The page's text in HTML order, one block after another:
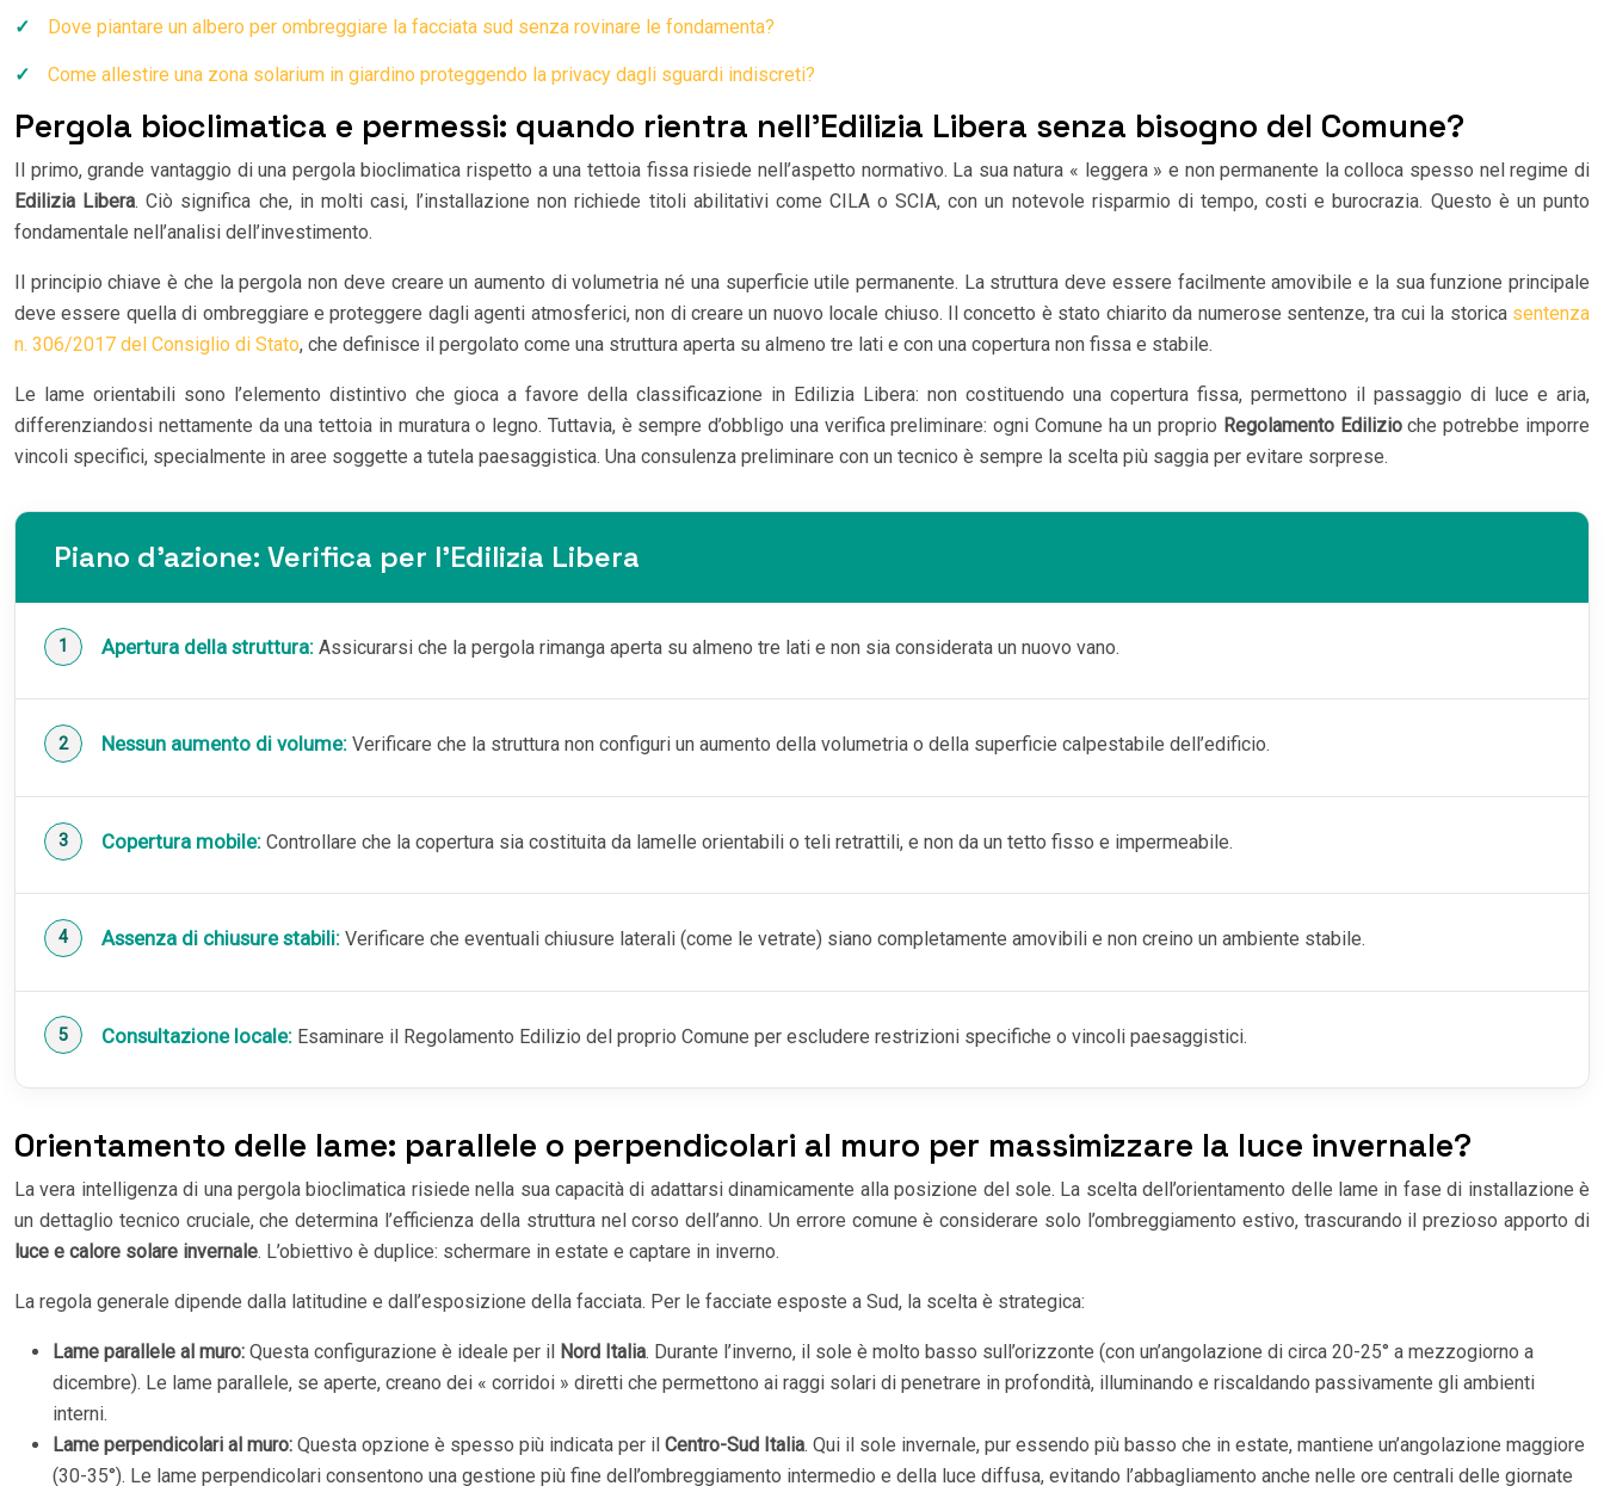
Dove piantare un albero per ombreggiare la facciata sud senza rovinare le fondamenta?
Come allestire una zona solarium in giardino proteggendo la privacy dagli sguardi indiscreti?
Pergola bioclimatica e permessi: quando rientra nell’Edilizia Libera senza bisogno del Comune?
Il primo, grande vantaggio di una pergola bioclimatica rispetto a una tettoia fissa risiede nell’aspetto normativo. La sua natura « leggera » e non permanente la colloca spesso nel regime di
Edilizia Libera. Ciò significa che, in molti casi, l’installazione non richiede titoli abilitativi come CILA o SCIA, con un notevole risparmio di tempo, costi e burocrazia. Questo è un punto
fondamentale nell’analisi dell’investimento.
Il principio chiave è che la pergola non deve creare un aumento di volumetria né una superficie utile permanente. La struttura deve essere facilmente amovibile e la sua funzione principale
deve essere quella di ombreggiare e proteggere dagli agenti atmosferici, non di creare un nuovo locale chiuso. Il concetto è stato chiarito da numerose sentenze, tra cui la storica sentenza
n. 306/2017 del Consiglio di Stato, che definisce il pergolato come una struttura aperta su almeno tre lati e con una copertura non fissa e stabile.
Le lame orientabili sono l’elemento distintivo che gioca a favore della classificazione in Edilizia Libera: non costituendo una copertura fissa, permettono il passaggio di luce e aria,
differenziandosi nettamente da una tettoia in muratura o legno. Tuttavia, è sempre d’obbligo una verifica preliminare: ogni Comune ha un proprio Regolamento Edilizioche potrebbe imporre
vincoli specifici, specialmente in aree soggette a tutela paesaggistica. Una consulenza preliminare con un tecnico è sempre la scelta più saggia per evitare sorprese.
Piano d’azione: Verifica per l’Edilizia Libera
Apertura della struttura: Assicurarsi che la pergola rimanga aperta su almeno tre lati e non sia considerata un nuovo vano.
Nessun aumento di volume: Verificare che la struttura non configuri un aumento della volumetria o della superficie calpestabile dell’edificio.
Copertura mobile: Controllare che la copertura sia costituita da lamelle orientabili o teli retrattili, e non da un tetto fisso e impermeabile.
Assenza di chiusure stabili: Verificare che eventuali chiusure laterali (come le vetrate) siano completamente amovibili e non creino un ambiente stabile.
Consultazione locale: Esaminare il Regolamento Edilizio del proprio Comune per escludere restrizioni specifiche o vincoli paesaggistici.
Orientamento delle lame: parallele o perpendicolari al muro per massimizzare la luce invernale?
La vera intelligenza di una pergola bioclimatica risiede nella sua capacità di adattarsi dinamicamente alla posizione del sole. La scelta dell’orientamento delle lame in fase di installazione è
un dettaglio tecnico cruciale, che determina l’efficienza della struttura nel corso dell’anno. Un errore comune è considerare solo l’ombreggiamento estivo, trascurando il prezioso apporto di
luce e calore solare invernale. L’obiettivo è duplice: schermare in estate e captare in inverno.
La regola generale dipende dalla latitudine e dall’esposizione della facciata. Per le facciate esposte a Sud, la scelta è strategica:
Lame parallele al muro: Questa configurazione è ideale per il Nord Italia. Durante l’inverno, il sole è molto basso sull’orizzonte (con un’angolazione di circa 20-25° a mezzogiorno a
dicembre). Le lame parallele, se aperte, creano dei « corridoi » diretti che permettono ai raggi solari di penetrare in profondità, illuminando e riscaldando passivamente gli ambienti
interni.
Lame perpendicolari al muro: Questa opzione è spesso più indicata per il Centro-Sud Italia. Qui il sole invernale, pur essendo più basso che in estate, mantiene un’angolazione maggiore
(30-35°). Le lame perpendicolari consentono una gestione più fine dell’ombreggiamento intermedio e della luce diffusa, evitando l’abbagliamento anche nelle ore centrali delle giornate